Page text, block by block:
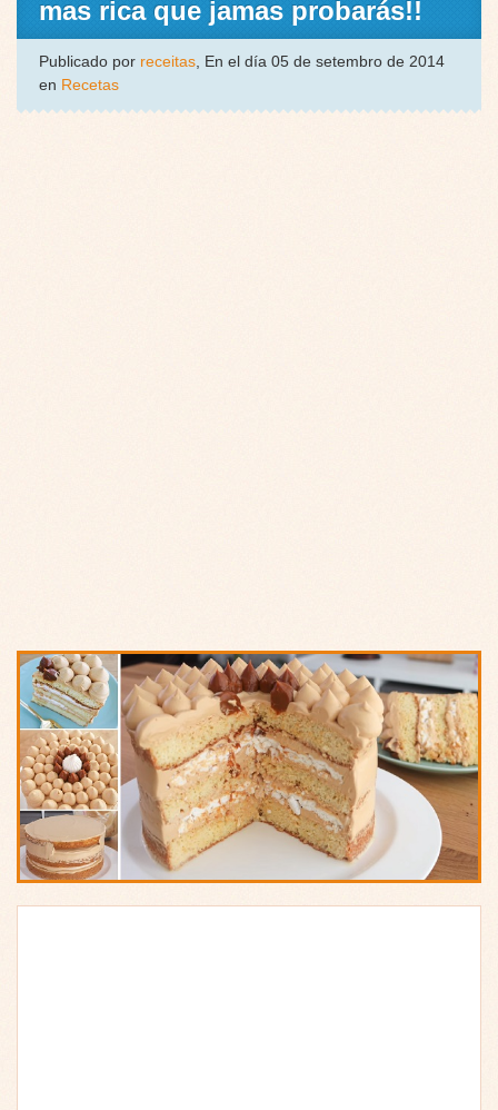
mas rica que jamas probarás!!
Publicado por receitas, En el día 05 de setembro de 2014
en Recetas